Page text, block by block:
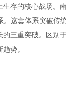
存的核心战场。
这套体系突破传
三重突破。区别
势。